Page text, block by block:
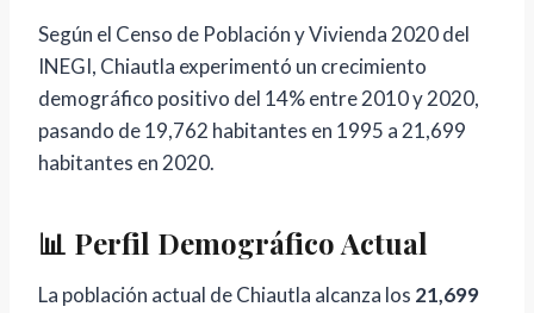
Según el Censo de Población y Vivienda 2020 del
INEGI, Chiautla experimentó un crecimiento
demográfico positivo del 14% entre 2010 y 2020,
pasando de 19,762 habitantes en 1995 a 21,699
habitantes en 2020.
📊 Perfil Demográfico Actual
La población actual de Chiautla alcanza los 21,699